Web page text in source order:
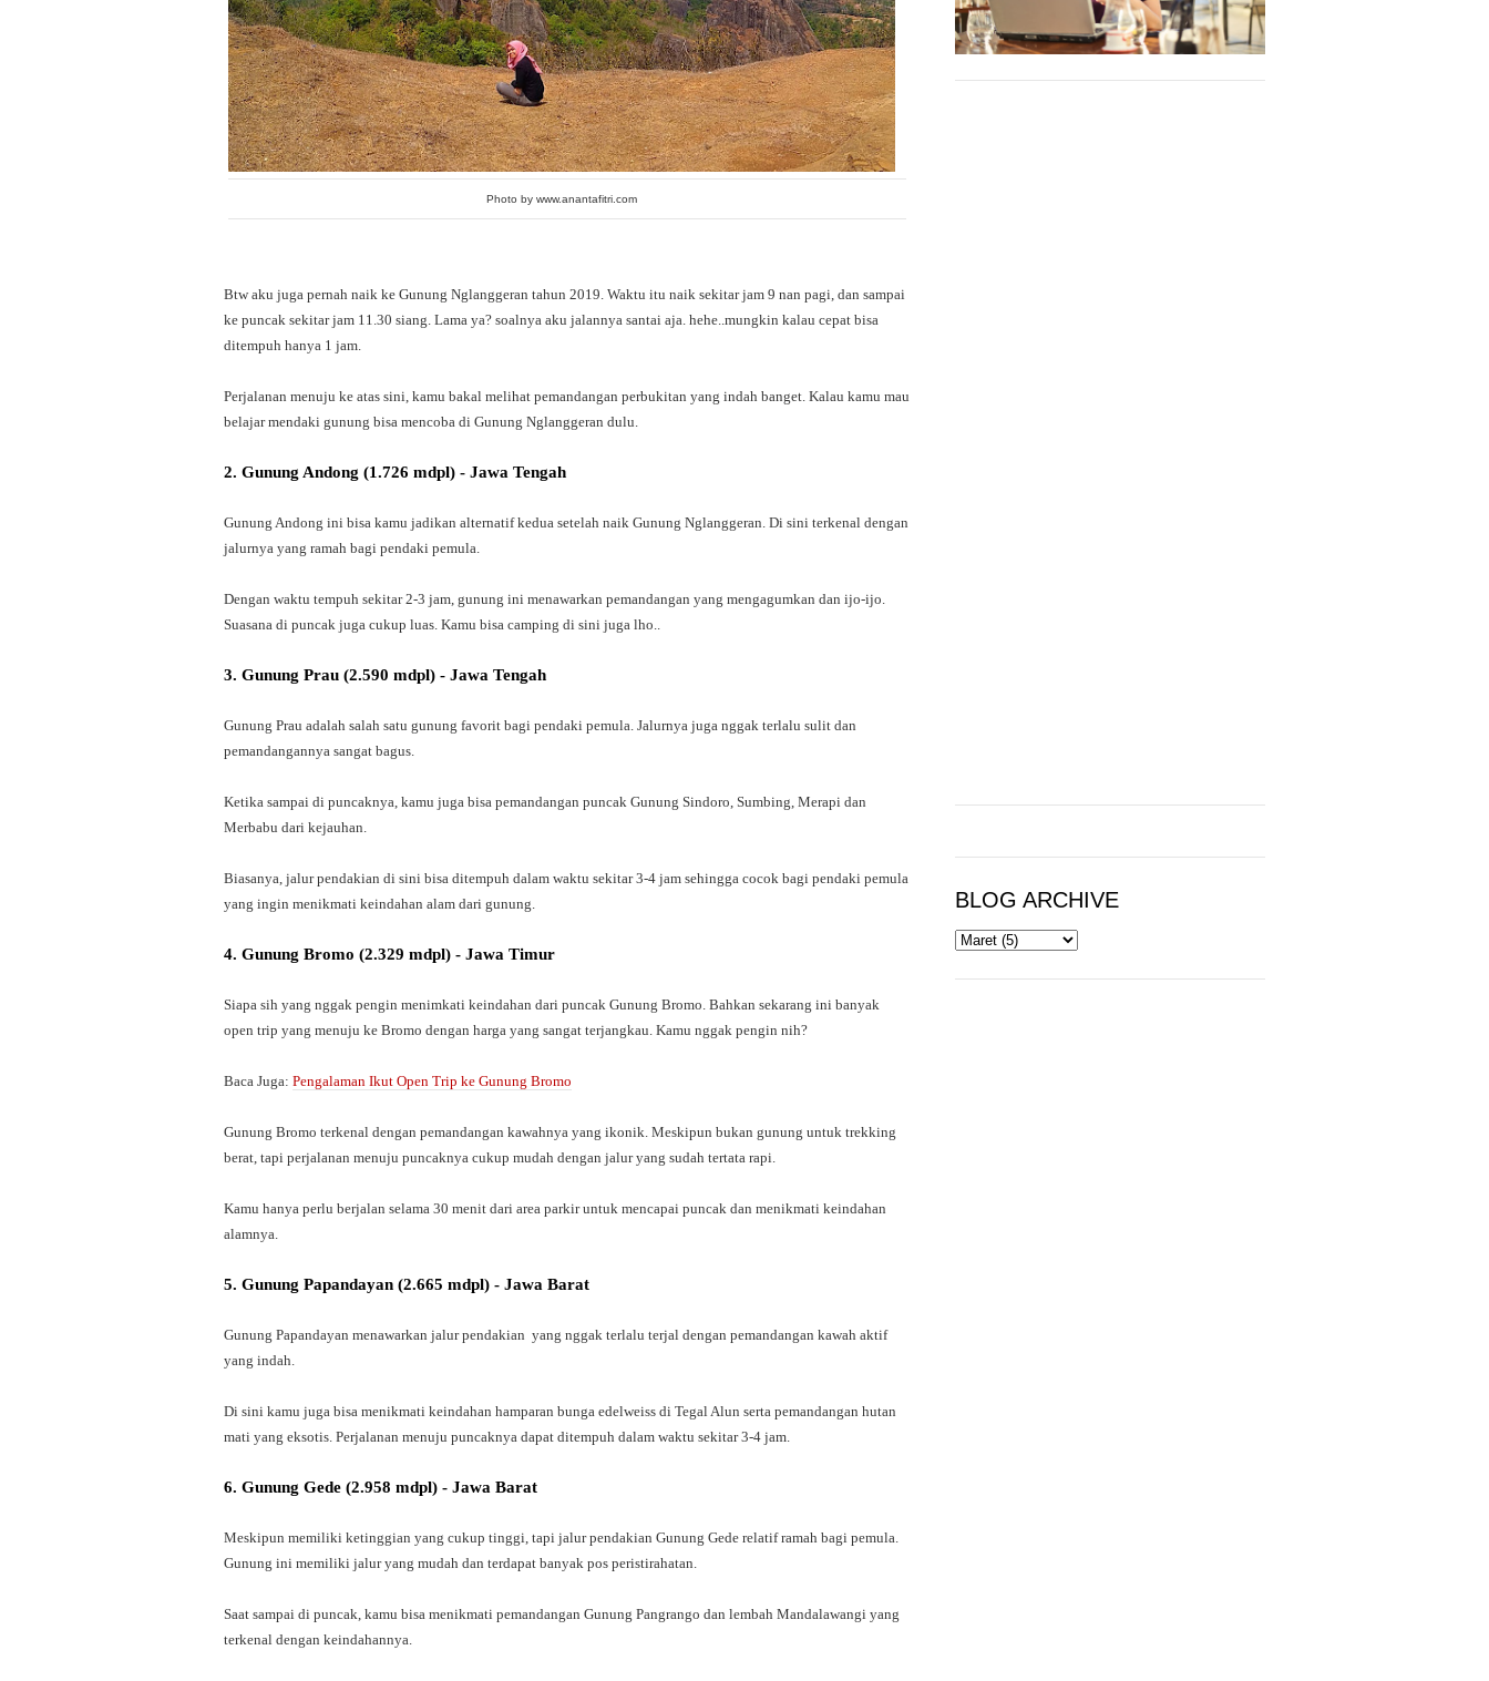
Photo by www.anantafitri.com
Btw aku juga pernah naik ke Gunung Nglanggeran tahun 2019. Waktu itu naik sekitar jam 9 nan pagi, dan sampai
ke puncak sekitar jam 11.30 siang. Lama ya? soalnya aku jalannya santai aja. hehe..mungkin kalau cepat bisa
ditempuh hanya 1 jam.
Perjalanan menuju ke atas sini, kamu bakal melihat pemandangan perbukitan yang indah banget. Kalau kamu mau
belajar mendaki gunung bisa mencoba di Gunung Nglanggeran dulu.
2. Gunung Andong (1.726 mdpl) - Jawa Tengah
Gunung Andong ini bisa kamu jadikan alternatif kedua setelah naik Gunung Nglanggeran. Di sini terkenal dengan
jalurnya yang ramah bagi pendaki pemula.
Dengan waktu tempuh sekitar 2-3 jam, gunung ini menawarkan pemandangan yang mengagumkan dan ijo-ijo.
Suasana di puncak juga cukup luas. Kamu bisa camping di sini juga lho..
3. Gunung Prau (2.590 mdpl) - Jawa Tengah
Gunung Prau adalah salah satu gunung favorit bagi pendaki pemula. Jalurnya juga nggak terlalu sulit dan
pemandangannya sangat bagus.
Ketika sampai di puncaknya, kamu juga bisa pemandangan puncak Gunung Sindoro, Sumbing, Merapi dan
Merbabu dari kejauhan.
Biasanya, jalur pendakian di sini bisa ditempuh dalam waktu sekitar 3-4 jam sehingga cocok bagi pendaki pemula
yang ingin menikmati keindahan alam dari gunung.
4. Gunung Bromo (2.329 mdpl) - Jawa Timur
Siapa sih yang nggak pengin menimkati keindahan dari puncak Gunung Bromo. Bahkan sekarang ini banyak
open trip yang menuju ke Bromo dengan harga yang sangat terjangkau. Kamu nggak pengin nih?
Baca Juga: Pengalaman Ikut Open Trip ke Gunung Bromo
Gunung Bromo terkenal dengan pemandangan kawahnya yang ikonik. Meskipun bukan gunung untuk trekking
berat, tapi perjalanan menuju puncaknya cukup mudah dengan jalur yang sudah tertata rapi.
Kamu hanya perlu berjalan selama 30 menit dari area parkir untuk mencapai puncak dan menikmati keindahan
alamnya.
5. Gunung Papandayan (2.665 mdpl) - Jawa Barat
Gunung Papandayan menawarkan jalur pendakian yang nggak terlalu terjal dengan pemandangan kawah aktif
yang indah.
Di sini kamu juga bisa menikmati keindahan hamparan bunga edelweiss di Tegal Alun serta pemandangan hutan
mati yang eksotis. Perjalanan menuju puncaknya dapat ditempuh dalam waktu sekitar 3-4 jam.
6. Gunung Gede (2.958 mdpl) - Jawa Barat
Meskipun memiliki ketinggian yang cukup tinggi, tapi jalur pendakian Gunung Gede relatif ramah bagi pemula.
Gunung ini memiliki jalur yang mudah dan terdapat banyak pos peristirahatan.
Saat sampai di puncak, kamu bisa menikmati pemandangan Gunung Pangrango dan lembah Mandalawangi yang
terkenal dengan keindahannya.
BLOG ARCHIVE